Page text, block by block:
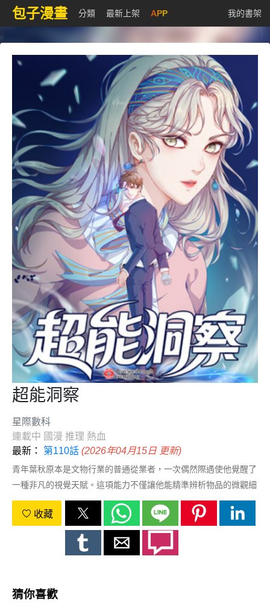
包子漫畫 分類 最新上架 APP 我的書架
超能洞察
星際數科
連載中 國漫 推理 熱血
最新： 第110話 (2026年04月15日 更新)
青年葉秋原本是文物行業的普通從業者，一次偶然際遇使他覺醒了
一種非凡的視覺天賦。這項能力不僅讓他能精準辨析物品的微觀細
節，更能感知器物背後的歷史脈絡。憑藉這份獨特天賦，葉秋從默
默無聞的小透明逐漸成長爲古董鑑定領域的翹楚，在經歷了各種危
機和見識了人性的複雜後，葉秋繼續不改初心，堅持守護文物，守
收藏
猜你喜歡